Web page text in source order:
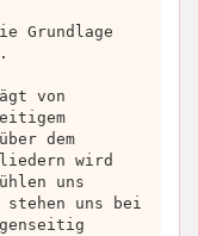
Grundlage
von
dem
wird
uns
uns bei